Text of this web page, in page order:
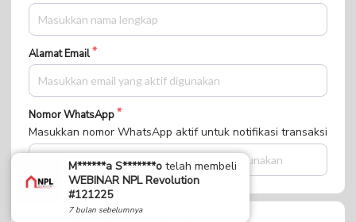
Alamat Email
Nomor WhatsApp
Masukkan nomor WhatsApp aktif untuk notifikasi transaksi
Pilih Metode Pembayaran
M******a S*******o telah membeli
WEBINAR NPL Revolution
#121225
7 bulan sebelumnya